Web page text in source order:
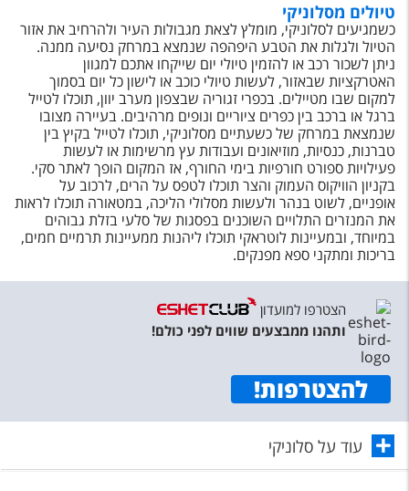
עקבו אחרינו
טיולים מסלוניקי
כשמגיעים לסלוניקי, מומלץ לצאת מגבולות העיר ולהרחיב את אזור
הטיול ולגלות את הטבע היפהפה שנמצא במרחק נסיעה ממנה.
ניתן לשכור רכב או להזמין טיולי יום שייקחו אתכם למגוון
האטרקציות שבאזור, לעשות טיולי כוכב או לישון כל יום בסמוך
למקום שבו מטיילים. בכפרי זגוריה שבצפון מערב יוון, תוכלו לטייל
ברגל או ברכב בין כפרים ציוריים ונופים מרהיבים. בעיירה מצובו
שנמצאת במרחק של כשעתיים מסלוניקי, תוכלו לטייל בקיץ בין
טברנות, כנסיות, מוזיאונים ועבודות עץ מרשימות או לעשות
פעילויות ספורט חורפיות בימי החורף, אז המקום הופך לאתר סקי.
בקניון הוויקוס העמוק והצר תוכלו לטפס על הרים, לרכוב על
אופניים, לשוט בנהר ולעשות מסלולי הליכה, במטאורה תוכלו לראות
את המנזרים התלויים השוכנים בפסגות של סלעי בזלת גבוהים
במיוחד, ובמעיינות לוטראקי תוכלו ליהנות ממעיינות תרמיים חמים,
בריכות ומתקני ספא מפנקים.
הצטרפו למועדון
ותהנו ממבצעים שווים לפני כולם!
להצטרפות!
עוד על סלוניקי